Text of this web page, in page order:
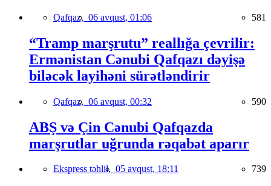
Qafqaz, 06 avqust, 01:06 581
“Tramp marşrutu” reallığa çevrilir:
Ermənistan Cənubi Qafqazı dəyişə
biləcək layihəni sürətləndirir
Qafqaz, 06 avqust, 00:32 590
ABŞ və Çin Cənubi Qafqazda
marşrutlar uğrunda rəqabət aparır
Ekspress təhlil, 05 avqust, 18:11 739